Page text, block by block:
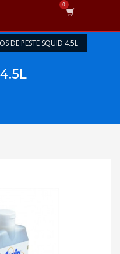
DE PESTE SQUID 4.5L